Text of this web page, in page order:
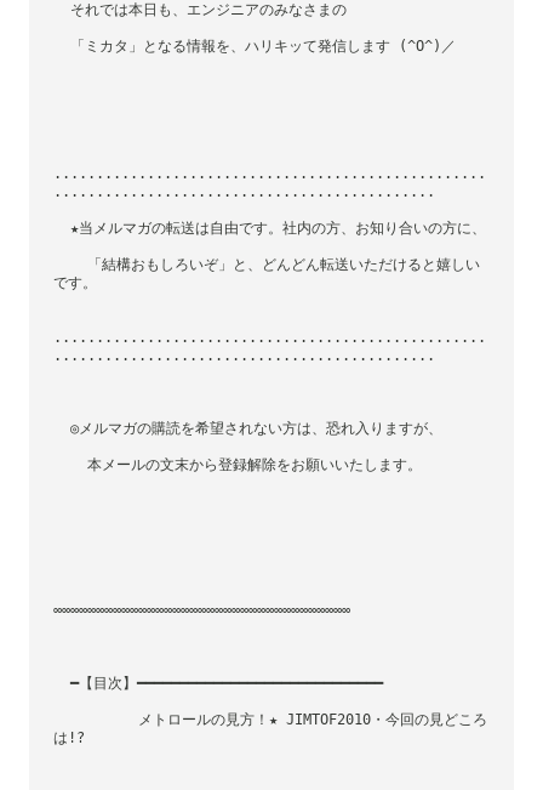
  それでは本日も、エンジニアのみなさまの
  「ミカタ」となる情報を、ハリキッて発信します (^O^)／
...................................................
.............................................
  ★当メルマガの転送は自由です。社内の方、お知り合いの方に、
です。
...................................................
.............................................
  ◎メルマガの購読を希望されない方は、恐れ入りますが、
    本メールの文末から登録解除をお願いいたします。
∞∞∞∞∞∞∞∞∞∞∞∞∞∞∞∞∞∞∞∞∞∞∞∞∞∞∞∞∞∞∞∞∞∞∞
  ━【目次】━━━━━━━━━━━━━━━━━━━━━━━━━━━━━
は!?